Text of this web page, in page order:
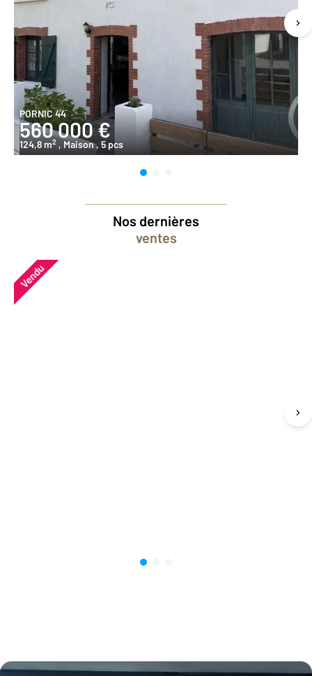
PORNIC 44
560 000 €
124,8 m2 , Maison, 5 pcs
Nos dernières
ventes
Vendu